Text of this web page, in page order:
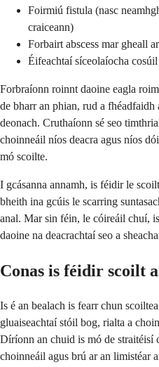
Foirmiú fistula (nasc
craiceann)
Forbairt abscess mar gheall
Éifeachtaí síceolaíocha
Forbraíonn roinnt daoine eagla
de bharr an phian, rud a
deonach. Cruthaíonn sé seo
choinneáil níos deacra agus níos
mó scoilte.
I gcásanna annamh, is féidir le
bheith ina gcúis le scarring
anal. Mar sin féin, le cóireáil chuí,
daoine na deacrachtaí seo a
Conas is féidir scoilt
Is é an bealach is fearr chun
gluaiseachtaí stóil bog, rialta a
Díríonn an chuid is mó de straitéisí
choinneáil agus brú ar an limistéar